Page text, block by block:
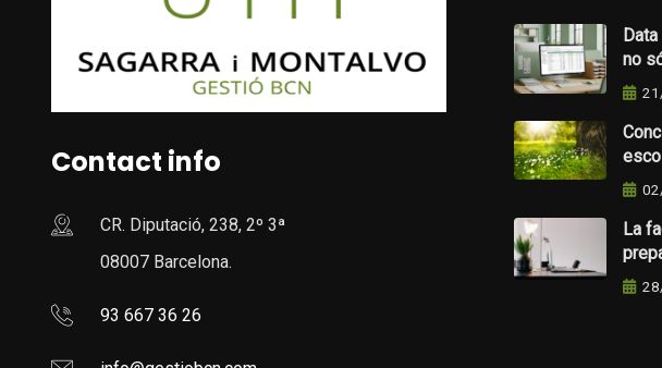
Contact info
CR. Diputació, 238, 2º 3ª
08007 Barcelona.
93 667 36 26
no
La